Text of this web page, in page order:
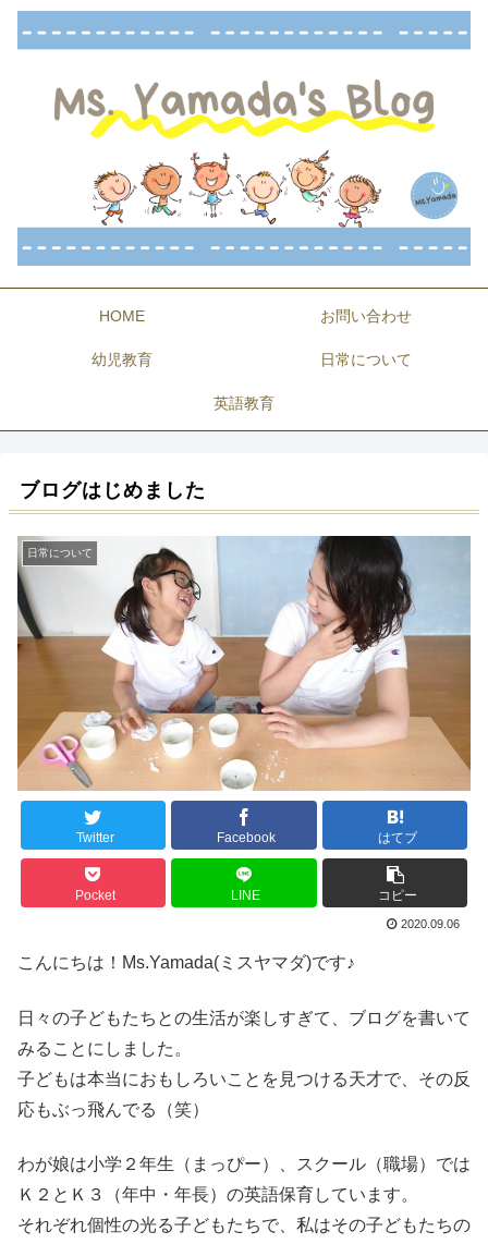
HOME お問い合わせ
幼児教育 日常について
英語教育
ブログはじめました
日常について
Twitter Facebook はてブ
Pocket LINE コピー
2020.09.06
こんにちは！Ms.Yamada(ミスヤマダ)です♪
日々の子どもたちとの生活が楽しすぎて、ブログを書いて
みることにしました。
子どもは本当におもしろいことを見つける天才で、その反
応もぶっ飛んでる（笑）
わが娘は小学２年生（まっぴー）、スクール（職場）では
Ｋ２とＫ３（年中・年長）の英語保育しています。
それぞれ個性の光る子どもたちで、私はその子どもたちの